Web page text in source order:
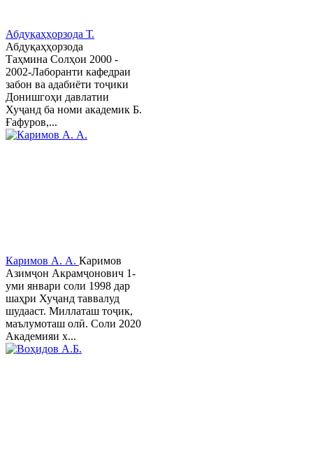
Абдуқаҳҳорзода Т.
Абдуқаҳҳорзода
Таҳмина Солҳои 2000 -
2002-Лаборанти кафедраи
забон ва адабиёти тоҷики
Донишгоҳи давлатии
Хуҷанд ба номи академик Б.
Ғафуров,...
Каримов А. А. Каримов
Азимҷон Акрамҷонович 1-
уми январи соли 1998 дар
шаҳри Хуҷанд таввалуд
шудааст. Миллаташ тоҷик,
маълумоташ олӣ. Соли 2020
Академияи х...